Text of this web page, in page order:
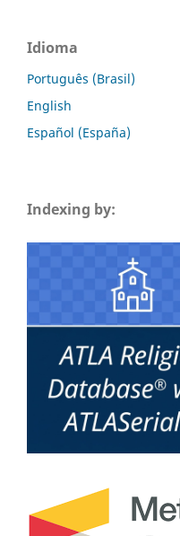
Idioma
Português (Brasil)
English
Español (España)
Indexing by: